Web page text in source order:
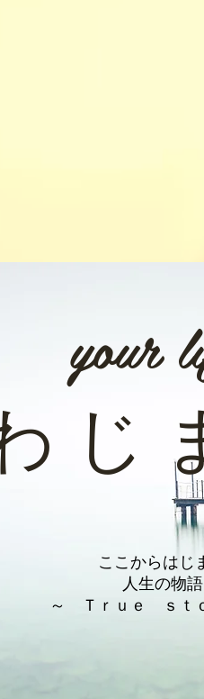
your
じ
ここからはじ
人生の物語
～​ Ｔｒｕｅ ｓｔ